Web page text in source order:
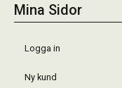
Mina Sidor
Logga in
Ny kund